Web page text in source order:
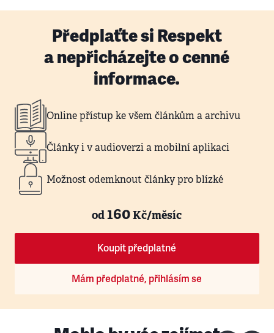
Předplaťte si Respekt
a nepřicházejte o cenné
informace.
Online přístup ke všem článkům a archivu
Články i v audioverzi a mobilní aplikaci
Možnost odemknout články pro blízké
od160Kč/měsíc
Koupit předplatné
Mám předplatné, přihlásím se